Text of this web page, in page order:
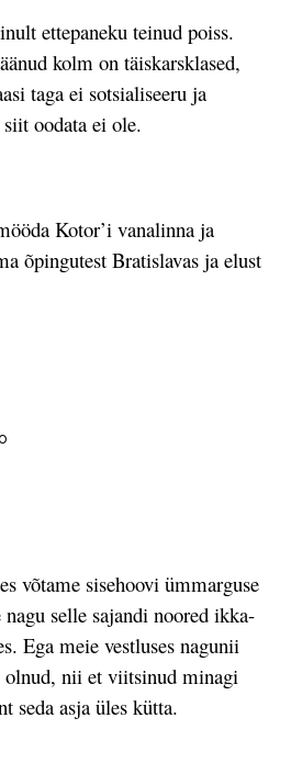
ettepaneku teinud poiss.
kolm on täiskarsklased,
taga ei sotsialiseeru ja
oodata ei ole.
Kotor’i vanalinna ja
õpingutest Bratislavas ja elust
võtame sisehoovi ümmarguse
selle sajandi noored ikka-
Ega meie vestluses nagunii
olnud, nii et viitsinud minagi
seda asja üles kütta.